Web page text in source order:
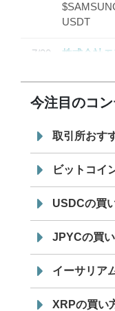
USDT
7/30
株式会社モ
「 JPYC」
19:30
てステーブ
説セミナー
今注目のコ
取引所おす
ビットコイ
USDCの買
JPYCの買
イーサリア
XRPの買い